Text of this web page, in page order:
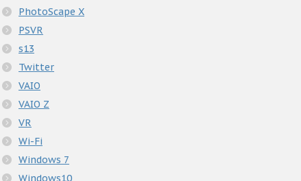
PhotoScape X
PSVR
s13
Twitter
VAIO
VAIO Z
VR
Wi-Fi
Windows 7
Windows10